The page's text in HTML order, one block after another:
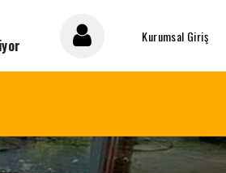
Kurumsal Giriş